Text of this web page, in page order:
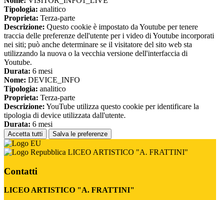
Tipologia: analitico
Proprieta: Terza-parte
Descrizione: Questo cookie è impostato da Youtube per tenere
traccia delle preferenze dell'utente per i video di Youtube incorporati
nei siti; può anche determinare se il visitatore del sito web sta
utilizzando la nuova o la vecchia versione dell'interfaccia di
Youtube.
Durata: 6 mesi
Nome: DEVICE_INFO
Tipologia: analitico
Proprieta: Terza-parte
Descrizione: YouTube utilizza questo cookie per identificare la
tipologia di device utilizzata dall'utente.
Durata: 6 mesi
Accetta tutti Salva le preferenze
LICEO ARTISTICO "A. FRATTINI"
Contatti
LICEO ARTISTICO "A. FRATTINI"